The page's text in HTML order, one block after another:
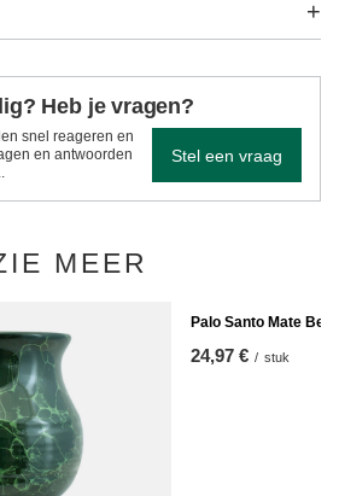
Heb je vragen?
snel reageren en
en antwoorden
Stel een vraag
MEER
Palo Santo Mate
24,97 € / stuk